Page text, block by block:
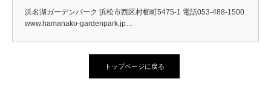
浜名湖ガーデンパーク 浜松市西区村櫛町5475-1 電話053-488-1500
www.hamanako-gardenpark.jp…
トップページに戻る